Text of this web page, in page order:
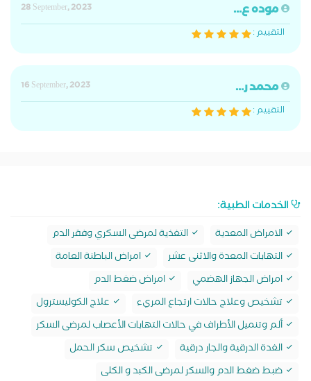
موده ع...
28 September, 2023
التقييم :
محمد ر...
16 September, 2023
التقييم :
الخدمات الطبية:
الامراض المعدية
التغذية لمرضى السكري وفقر الدم
التهابات المعدة والاثنى عشر
امراض الباطنة العامة
امراض الجهاز الهضمي
امراض ضغط الدم
تشخيص وعلاج حالات ارتجاع المريء
علاج الكوليسترول
ألم وتنميل الأطراف في حالات التهابات الأعصاب لمرضى السكر
الغدة الدرقية والجار درقية
تشخيص سكر الحمل
ضبط ضغط الدم والسكر لمرضى الكبد و الكلى